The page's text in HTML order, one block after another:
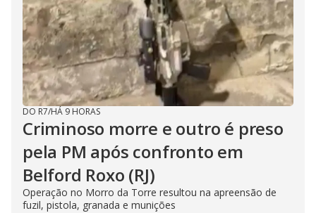
DO R7/HÁ 9 HORAS
Criminoso morre e outro é preso
pela PM após confronto em
Belford Roxo (RJ)
Operação no Morro da Torre resultou na apreensão de
fuzil, pistola, granada e munições